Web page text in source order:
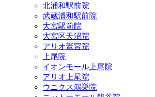
北浦和駅前院
武蔵浦和駅前院
大宮駅前院
大宮区天沼院
アリオ鷲宮院
上尾院
イオンモール上尾院
アリオ上尾院
ウニクス鴻巣院